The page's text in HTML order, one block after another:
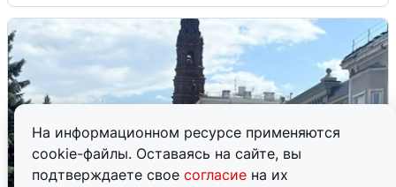
На информационном ресурсе применяются
cookie-файлы. Оставаясь на сайте, вы
подтверждаете свое согласие на их